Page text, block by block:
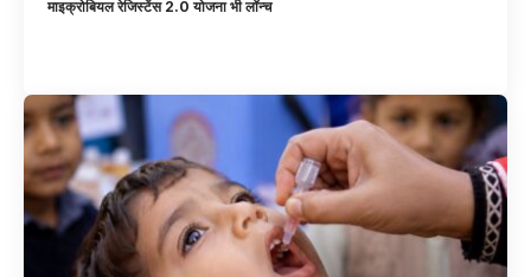
माइक्रोबियल रेजिस्टेंस 2.0 योजना भी लॉन्च